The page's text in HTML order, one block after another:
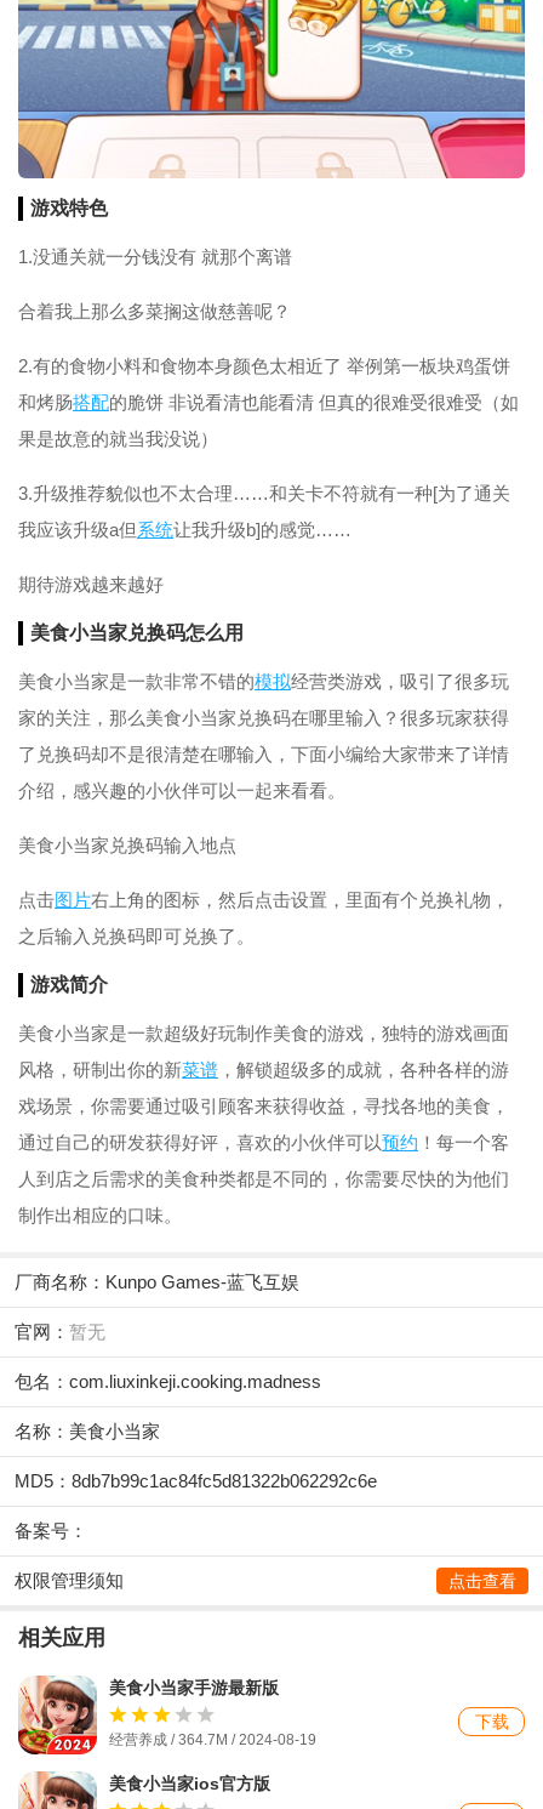
游戏特色
1.没通关就一分钱没有 就那个离谱
合着我上那么多菜搁这做慈善呢？
2.有的食物小料和食物本身颜色太相近了 举例第一板块鸡蛋饼
和烤肠搭配的脆饼 非说看清也能看清 但真的很难受很难受（如
果是故意的就当我没说）
3.升级推荐貌似也不太合理……和关卡不符就有一种[为了通关
我应该升级a但系统让我升级b]的感觉……
期待游戏越来越好
美食小当家兑换码怎么用
美食小当家是一款非常不错的模拟经营类游戏，吸引了很多玩
家的关注，那么美食小当家兑换码在哪里输入？很多玩家获得
了兑换码却不是很清楚在哪输入，下面小编给大家带来了详情
介绍，感兴趣的小伙伴可以一起来看看。
美食小当家兑换码输入地点
点击图片右上角的图标，然后点击设置，里面有个兑换礼物，
之后输入兑换码即可兑换了。
游戏简介
美食小当家是一款超级好玩制作美食的游戏，独特的游戏画面
风格，研制出你的新菜谱 ，解锁超级多的成就，各种各样的游
戏场景，你需要通过吸引顾客来获得收益，寻找各地的美食，
通过自己的研发获得好评，喜欢的小伙伴可以预约 ！每一个客
人到店之后需求的美食种类都是不同的，你需要尽快的为他们
制作出相应的口味。
厂商名称： Kunpo Games-蓝飞互娱
官网： 暂无
包名：com.liuxinkeji.cooking.madness
名称：美食小当家
MD5：8db7b99c1ac84fc5d81322b062292c6e
备案号：
权限管理须知 点击查看
相关应用
美食小当家手游最新版
经营养成 / 364.7M / 2024-08-19
下载
美食小当家ios官方版